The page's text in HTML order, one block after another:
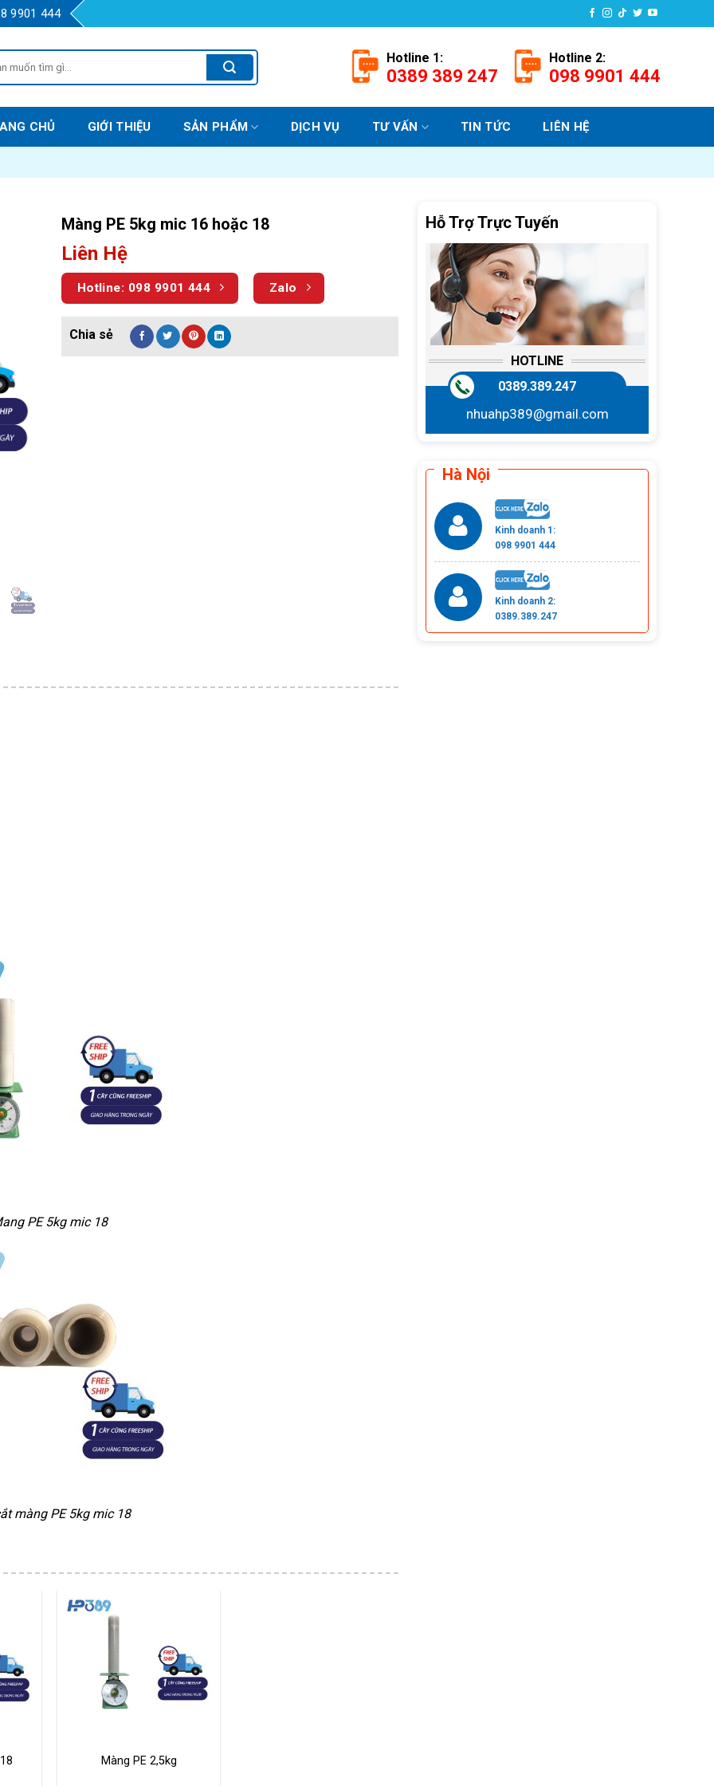
9901 444
Hotline 1:
0389 389 247
Hotline 2:
098 9901 444
CHỦ GIỚI THIỆU SẢN PHẨM DỊCH VỤ TƯ VẤN TIN TỨC LIÊN HỆ
Hỗ Trợ Trực Tuyến
HOTLINE
0389.389.247
nhuahp389@gmail.com
Hà Nội
Kinh doanh 1:
098 9901 444
Kinh doanh 2:
0389.389.247
Màng PE 5kg mic 16 hoặc 18
Liên Hệ
Hotline: 098 9901 444 Zalo
PE 5kg mic 18
màng PE 5kg mic 18
Màng PE 2,5kg